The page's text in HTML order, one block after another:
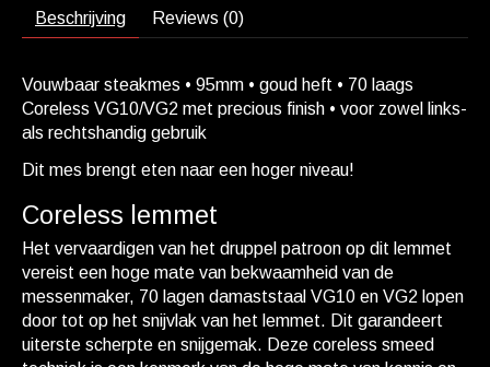
Beschrijving Reviews (0)
Vouwbaar steakmes • 95mm • goud heft • 70 laags
Coreless VG10/VG2 met precious finish • voor zowel links-
als rechtshandig gebruik
Dit mes brengt eten naar een hoger niveau!
Coreless lemmet
Het vervaardigen van het druppel patroon op dit lemmet
vereist een hoge mate van bekwaamheid van de
messenmaker, 70 lagen damaststaal VG10 en VG2 lopen
door tot op het snijvlak van het lemmet. Dit garandeert
uiterste scherpte en snijgemak. Deze coreless smeed